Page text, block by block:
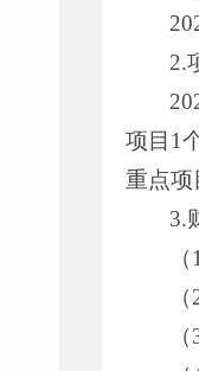
2.
项目1
重点项
3.